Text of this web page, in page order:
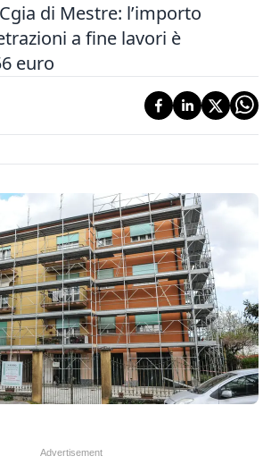
di Mestre: l’importo
a fine lavori è
euro